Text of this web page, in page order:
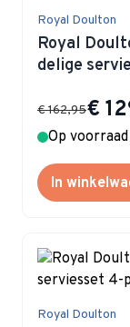
Royal Doulton
Royal
delige
Special
€
€ 162,95
Op voorraad
In
Royal Doulton